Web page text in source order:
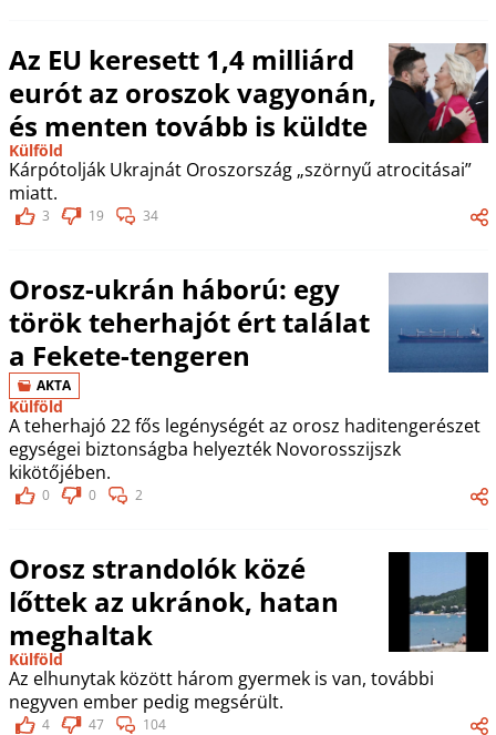
Az EU keresett 1,4 milliárd
eurót az oroszok vagyonán,
és menten tovább is küldte
Külföld
Kárpótolják Ukrajnát Oroszország „szörnyű atrocitásai”
miatt.
3 19 34
Orosz-ukrán háború: egy
török teherhajót ért találat
a Fekete-tengeren
AKTA
Külföld
A teherhajó 22 fős legénységét az orosz haditengerészet
egységei biztonságba helyezték Novorosszijszk
kikötőjében.
0 0 2
Orosz strandolók közé
lőttek az ukránok, hatan
meghaltak
Külföld
Az elhunytak között három gyermek is van, további
negyven ember pedig megsérült.
4 47 104